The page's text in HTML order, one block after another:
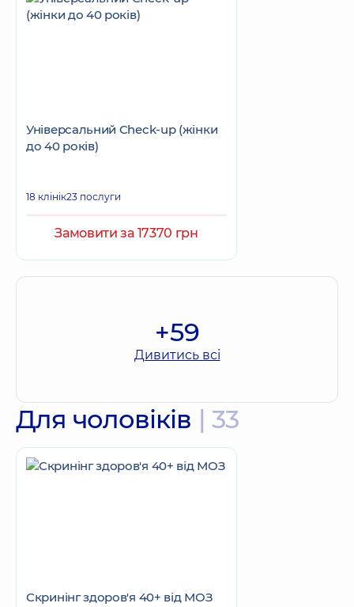
Універсальний Check-up (жінки
до 40 років)
18 клінік23 послуги
Замовити за 17370 грн
+59
Дивитись всі
Для чоловіків | 33
Скринінг здоров'я 40+ від МОЗ